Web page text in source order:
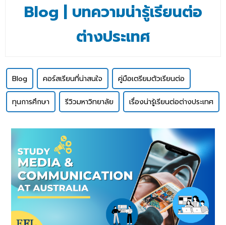
Blog | บทความน่ารู้เรียนต่อ
ต่างประเทศ
Blog คอร์สเรียนที่น่าสนใจ คู่มือเตรียมตัวเรียนต่อ
ทุนการศึกษา รีวิวมหาวิทยาลัย เรื่องน่ารู้เรียนต่อต่างประเทศ